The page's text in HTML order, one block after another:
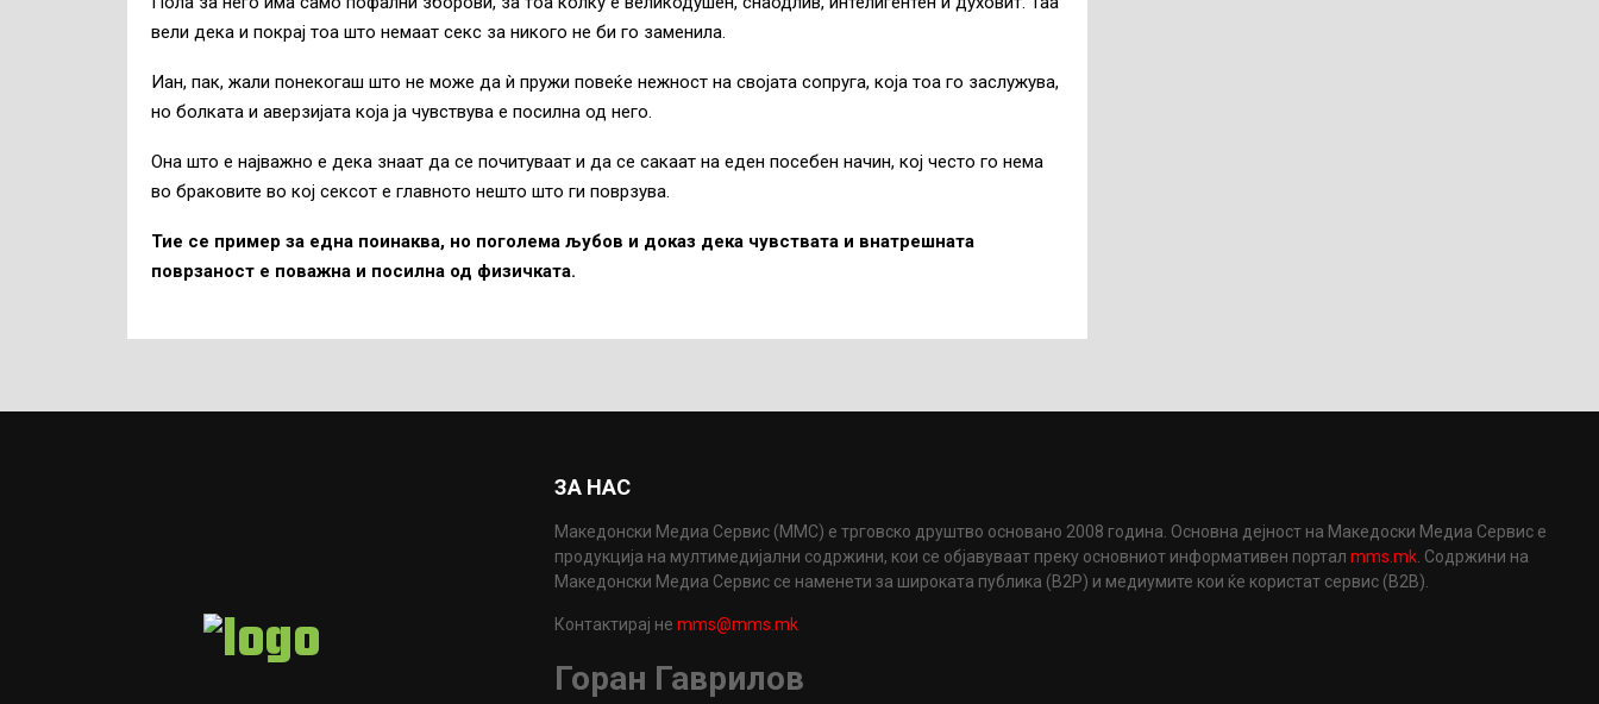
вели дека и покрај тоа што немаат секс за никого не би го заменила.
Иан, пак, жали понекогаш што не може да ѝ пружи повеќе нежност на својата сопруга, која тоа го заслужува,
но болката и аверзијата која ја чувствува е посилна од него.
Она што е најважно е дека знаат да се почитуваат и да се сакаат на еден посебен начин, кој често го нема
во браковите во кој сексот е главното нешто што ги поврзува.
Тие се пример за една поинаква, но поголема љубов и доказ дека чувствата и внатрешната
поврзаност е поважна и посилна од физичката.
ЗА НАС
Македонски Медиа Сервис (ММС) е трговско друштво основано 2008 година. Основна дејност на Македоски Медиа Сервис е
продукција на мултимедијални содржини, кои се објавуваат преку основниот информативен порталmms.mk. Содржини на
Македонски Медиа Сервис се наменети за широката публика (B2P) и медиумите кои ќе користат сервис (B2B).
Контактирај неmms@mms.mk
Горан Гаврилов